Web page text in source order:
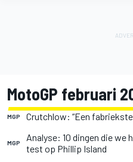
MotoGP februari
MGP Crutchlow: “Een
MGP
Analyse: 10 dingen die we
test op Phillip Island